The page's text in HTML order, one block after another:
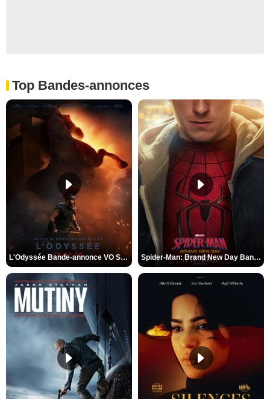
Top Bandes-annonces
L'Odyssée Bande-annonce VO STFR Spider-Man: Brand New Day Bande-annonce VO STFR